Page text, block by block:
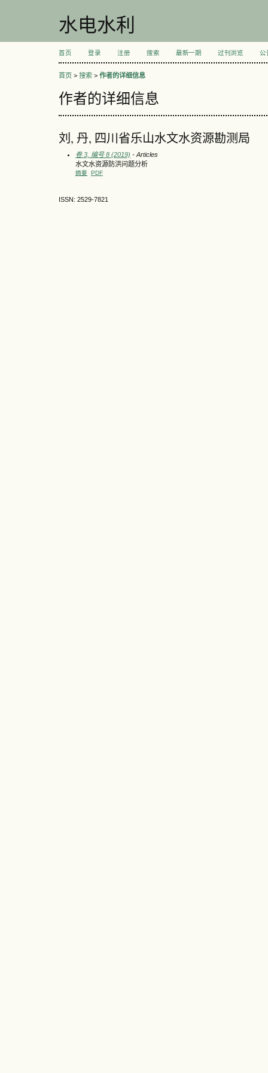
水电水利
首页 登录 注册 搜索 最新一期 过刊浏览 公
首页 > 搜索 > 作者的详细信息
作者的详细信息
刘, 丹, 四川省乐山水文水资源勘测局
卷 3, 编号 8 (2019) - Articles
水文水资源防洪问题分析
摘要 PDF
ISSN: 2529-7821